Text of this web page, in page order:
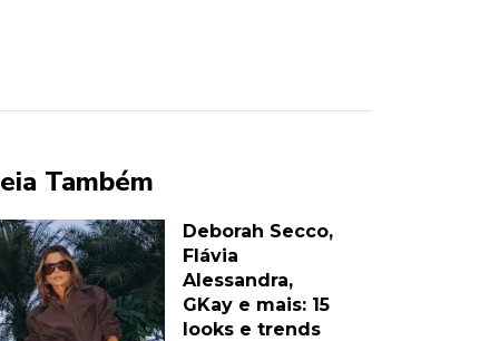
Também
Deborah Secco,
Flávia
Alessandra,
GKay e mais: 15
looks e trends